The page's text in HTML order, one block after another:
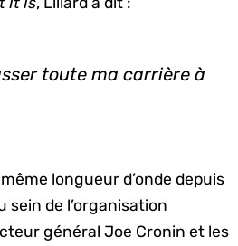
toute ma carrière à
longueur d’onde depuis
de l’organisation
général Joe Cronin et les